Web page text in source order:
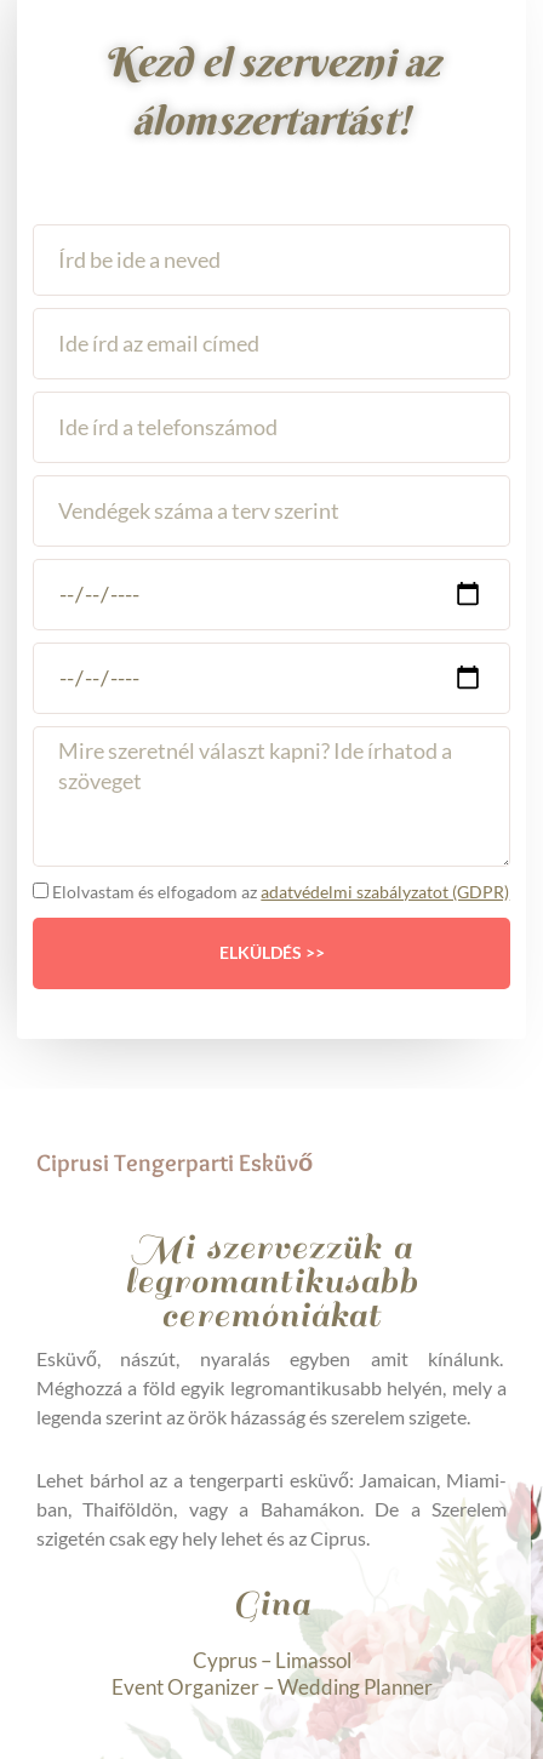
Kezd el szervezni az
álomszertartást!
száma
időpont
az
eseményhez
időpont
GDPRElolvastam és elfogadom azadatvédelmi szabályzatot (GDPR)
ELKÜLDÉS >>
Ciprusi Tengerparti Esküvő
Mi szervezzük a
legromantikusabb
ceremóniákat
Esküvő, nászút, nyaralás egyben amit kínálunk.
Méghozzá a föld egyik legromantikusabb helyén, mely a
legenda szerint az örök házasság és szerelem szigete.
Lehet bárhol az a tengerparti esküvő: Jamaican, Miami-
ban, Thaiföldön, vagy a Bahamákon. De a Szerelem
szigetén csak egy hely lehet és az Ciprus.
Gina
Cyprus – Limassol
Event Organizer – Wedding Planner